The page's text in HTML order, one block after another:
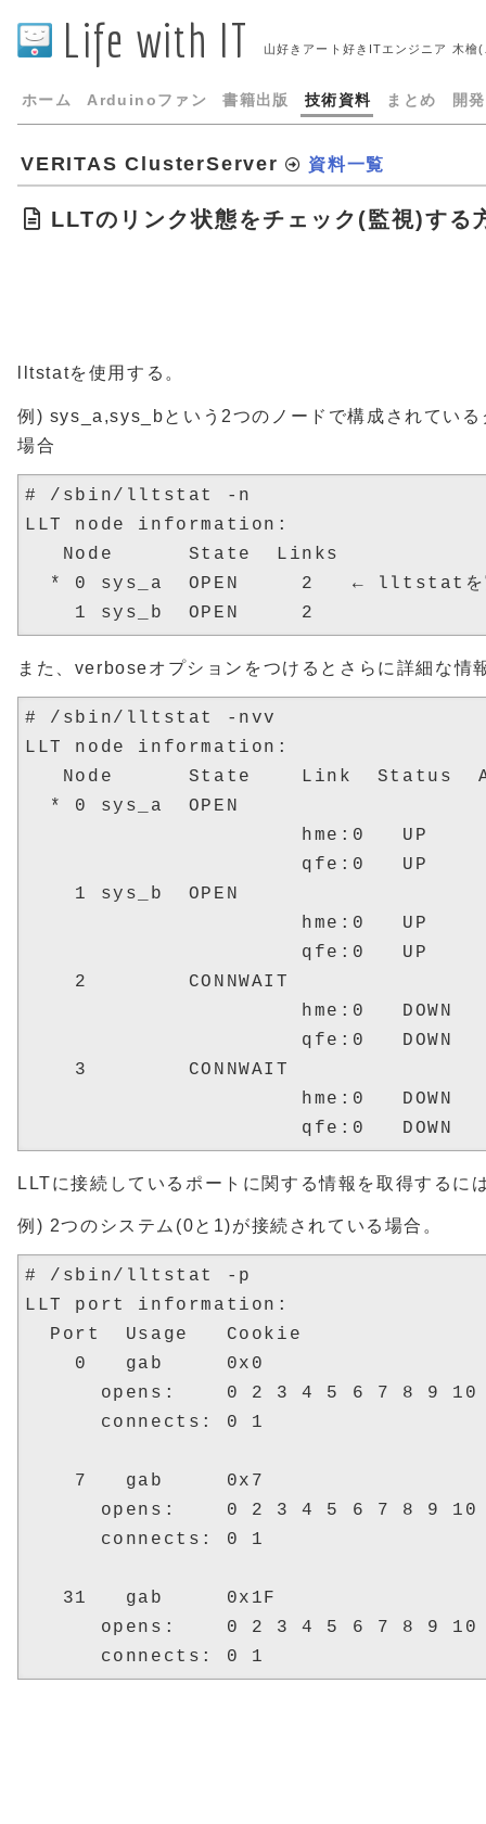
Life with IT 山好きアート好きITエンジニア 木檜
ホーム Arduinoファン 書籍出版 技術資料 まとめ 開
VERITAS ClusterServer 資料一覧
LLTのリンク状態をチェック(監視)する
lltstatを使用する。
例) sys_a,sys_bという2つのノードで構成されてい
場合
# /sbin/lltstat -n
LLT node information:
   Node      State  Links
* 0 sys_a  OPEN     2   ← lltstatを実
また、verboseオプションをつけるとさらに詳細な情
# /sbin/lltstat -nvv
LLT node information:
Node      State    Link  Status
  * 0 sys_a  OPEN
hme:0   UP
qfe:0   UP
    1 sys_b  OPEN
hme:0   UP
qfe:0   UP
    2        CONNWAIT
                      hme:0   DOWN
                      qfe:0   DOWN
    3        CONNWAIT
                      hme:0   DOWN
LLTに接続しているポートに関する情報を取得するに
例) 2つのシステム(0と1)が接続されている場合。
# /sbin/lltstat -p
LLT port information:
  Port  Usage   Cookie
    0   gab     0x0
opens:    0 2 3 4 5 6 7 8 9
      connects: 0 1
    7   gab     0x7
opens:    0 2 3 4 5 6 7 8 9
      connects: 0 1
   31   gab     0x1F
opens:    0 2 3 4 5 6 7 8 9